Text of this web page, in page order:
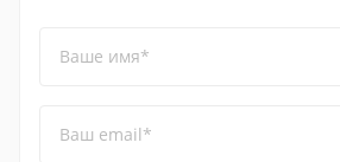
Ваше имя*
Ваш email*